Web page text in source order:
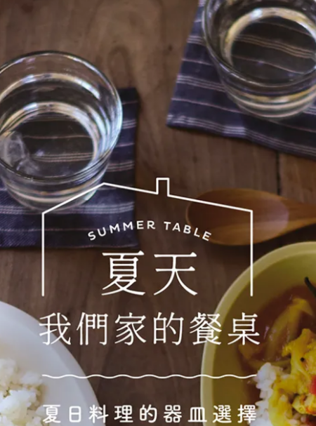
味的豬肉料理互相輝映，那就太棒了。